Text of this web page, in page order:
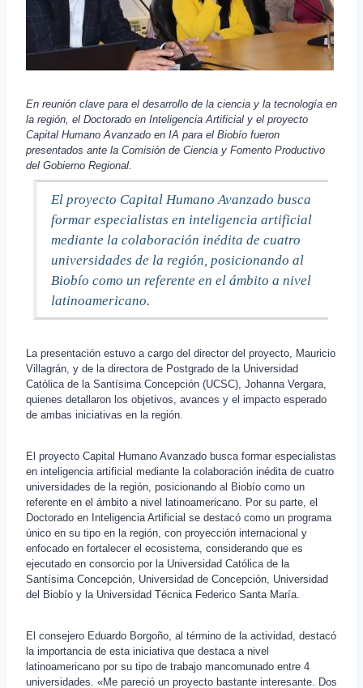
En reunión clave para el desarrollo de la ciencia y la tecnología en
la región, el Doctorado en Inteligencia Artificial y el proyecto
Capital Humano Avanzado en IA para el Biobío fueron
presentados ante la Comisión de Ciencia y Fomento Productivo
del Gobierno Regional.
El proyecto Capital Humano Avanzado busca
formar especialistas en inteligencia artificial
mediante la colaboración inédita de cuatro
universidades de la región, posicionando al
Biobío como un referente en el ámbito a nivel
latinoamericano.
La presentación estuvo a cargo del director del proyecto, Mauricio
Villagrán, y de la directora de Postgrado de la Universidad
Católica de la Santísima Concepción (UCSC), Johanna Vergara,
quienes detallaron los objetivos, avances y el impacto esperado
de ambas iniciativas en la región.
El proyecto Capital Humano Avanzado busca formar especialistas
en inteligencia artificial mediante la colaboración inédita de cuatro
universidades de la región, posicionando al Biobío como un
referente en el ámbito a nivel latinoamericano. Por su parte, el
Doctorado en Inteligencia Artificial se destacó como un programa
único en su tipo en la región, con proyección internacional y
enfocado en fortalecer el ecosistema, considerando que es
ejecutado en consorcio por la Universidad Católica de la
Santísima Concepción, Universidad de Concepción, Universidad
del Biobío y la Universidad Técnica Federico Santa María.
El consejero Eduardo Borgoño, al término de la actividad, destacó
la importancia de esta iniciativa que destaca a nivel
latinoamericano por su tipo de trabajo mancomunado entre 4
universidades. «Me pareció un proyecto bastante interesante. Dos